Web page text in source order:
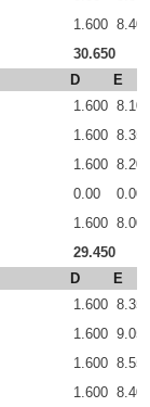
1.600 8.400
30.650
D
E
1.600 8.100
1.600 8.350
1.600 8.200
0.00
0.00
1.600 8.000
29.450
D
E
1.600 8.350
1.600 9.050
1.600 8.550
1.600 8.400